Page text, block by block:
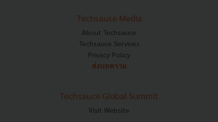
Techsauce Media
About Techsauce
Techsauce Services
Privacy Policy
ส่งบทความ
Techsauce Global Summit
Visit Website